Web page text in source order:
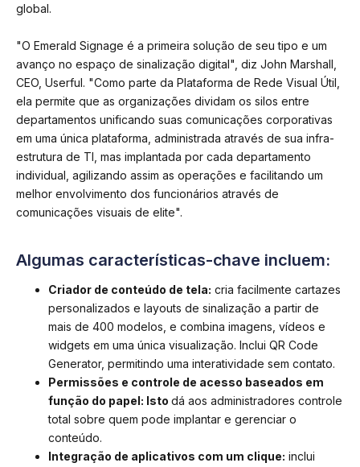
global.
"O Emerald Signage é a primeira solução de seu tipo e um
avanço no espaço de sinalização digital", diz John Marshall,
CEO, Userful. "Como parte da Plataforma de Rede Visual Útil,
ela permite que as organizações dividam os silos entre
departamentos unificando suas comunicações corporativas
em uma única plataforma, administrada através de sua infra-
estrutura de TI, mas implantada por cada departamento
individual, agilizando assim as operações e facilitando um
melhor envolvimento dos funcionários através de
comunicações visuais de elite".
Algumas características-chave incluem:
Criador de conteúdo de tela: cria facilmente cartazes
personalizados e layouts de sinalização a partir de
mais de 400 modelos, e combina imagens, vídeos e
widgets em uma única visualização. Inclui QR Code
Generator, permitindo uma interatividade sem contato.
Permissões e controle de acesso baseados em
função do papel: Isto dá aos administradores controle
total sobre quem pode implantar e gerenciar o
conteúdo.
Integração de aplicativos com um clique: inclui